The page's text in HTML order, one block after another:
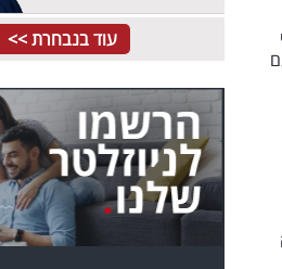
עוד בנבחרת >>